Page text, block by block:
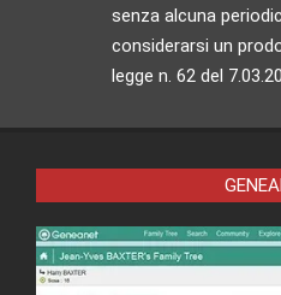
senza alcuna
considerarsi un
legge n. 62 del 7.03.20